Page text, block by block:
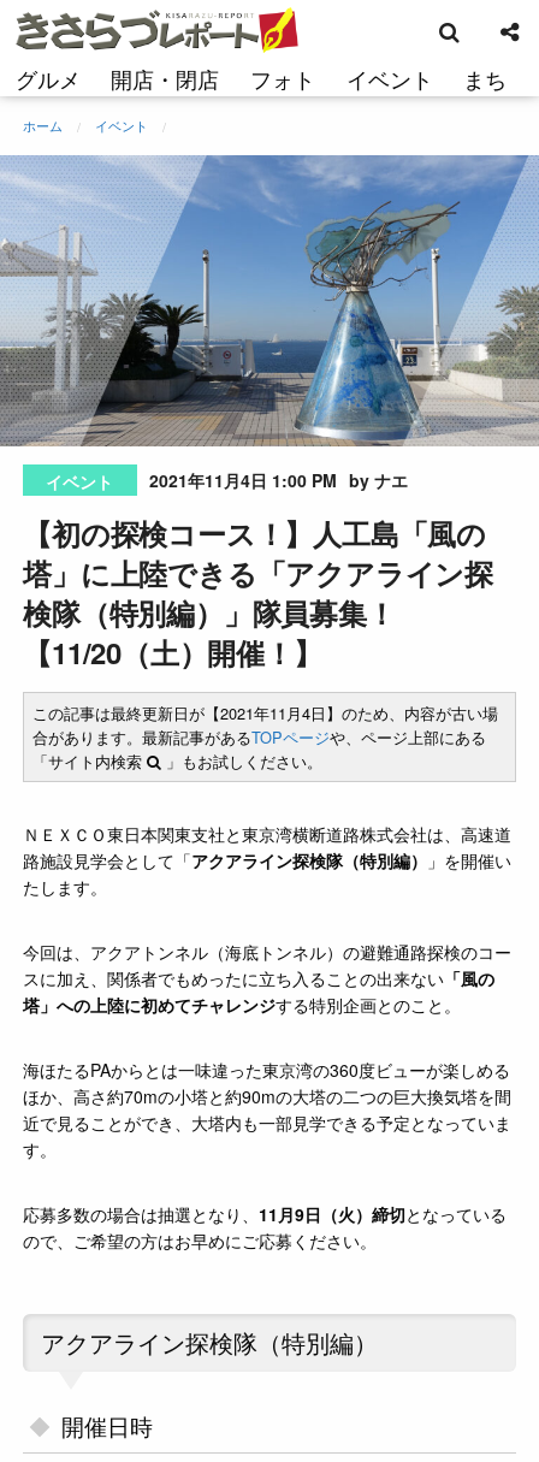
コ
ン
ン
へ
ス
キ
ッ
プ
グルメ 開店・閉店 フォト イベント まち
索
ホーム イベント
イベント 2021年11月4日 1:00 PM by ナエ
【初の探検コース！】人工島「風の
塔」に上陸できる「アクアライン探
検隊（特別編）」隊員募集！
【11/20（土）開催！】
この記事は最終更新日が【2021年11月4日】のため、内容が古い場
合があります。最新記事があるTOPページや、ページ上部にある
「サイト内検索
」もお試しください。
ＮＥＸＣＯ東日本関東支社と東京湾横断道路株式会社は、高速道
路施設見学会として「アクアライン探検隊（特別編）
」を開催い
たします。
今回は、アクアトンネル（海底トンネル）の避難通路探検のコー
スに加え、関係者でもめったに立ち入ることの出来ない 「風の
塔」への上陸に初めてチャレンジする特別企画とのこと。
海ほたるPAからとは一味違った東京湾の360度ビューが楽しめる
ほか、高さ約70mの小塔と約90mの大塔の二つの巨大換気塔を間
近で見ることができ、大塔内も一部見学できる予定となっていま
す。
応募多数の場合は抽選となり、 11月9日（火）締切となっている
ので、ご希望の方はお早めにご応募ください。
アクアライン探検隊（特別編）
開催日時